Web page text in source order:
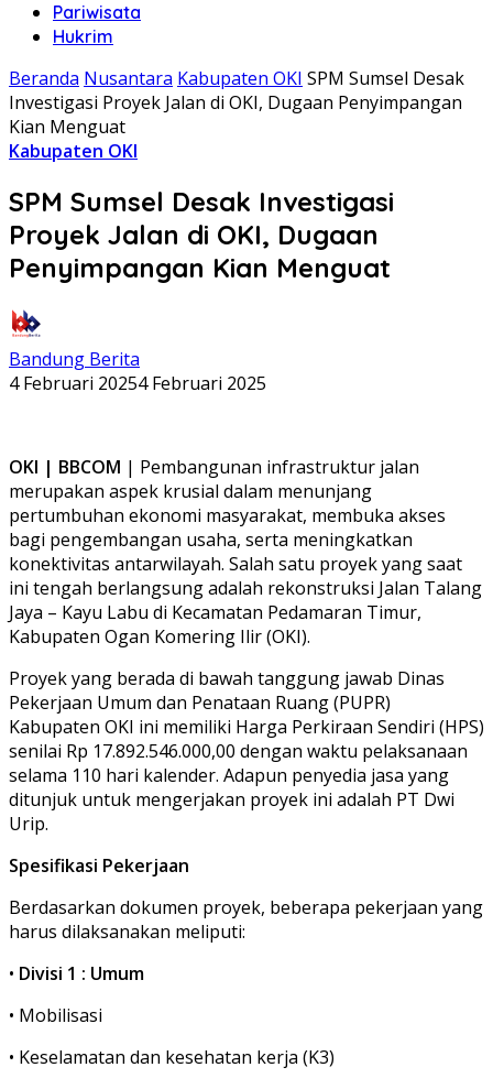
Pariwisata
Hukrim
Beranda Nusantara Kabupaten OKI SPM Sumsel Desak
Investigasi Proyek Jalan di OKI, Dugaan Penyimpangan
Kian Menguat
Kabupaten OKI
SPM Sumsel Desak Investigasi
Proyek Jalan di OKI, Dugaan
Penyimpangan Kian Menguat
Bandung Berita
4 Februari 20254 Februari 2025
OKI | BBCOM | Pembangunan infrastruktur jalan
merupakan aspek krusial dalam menunjang
pertumbuhan ekonomi masyarakat, membuka akses
bagi pengembangan usaha, serta meningkatkan
konektivitas antarwilayah. Salah satu proyek yang saat
ini tengah berlangsung adalah rekonstruksi Jalan Talang
Jaya – Kayu Labu di Kecamatan Pedamaran Timur,
Kabupaten Ogan Komering Ilir (OKI).
Proyek yang berada di bawah tanggung jawab Dinas
Pekerjaan Umum dan Penataan Ruang (PUPR)
Kabupaten OKI ini memiliki Harga Perkiraan Sendiri (HPS)
senilai Rp 17.892.546.000,00 dengan waktu pelaksanaan
selama 110 hari kalender. Adapun penyedia jasa yang
ditunjuk untuk mengerjakan proyek ini adalah PT Dwi
Urip.
Spesifikasi Pekerjaan
Berdasarkan dokumen proyek, beberapa pekerjaan yang
harus dilaksanakan meliputi:
• Divisi 1 : Umum
• Mobilisasi
• Keselamatan dan kesehatan kerja (K3)